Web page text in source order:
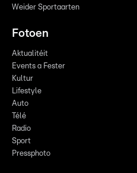
Weider Sportaarten
Fotoen
Aktualitéit
Events a Fester
Kultur
Lifestyle
Auto
Télé
Radio
Sport
Pressphoto